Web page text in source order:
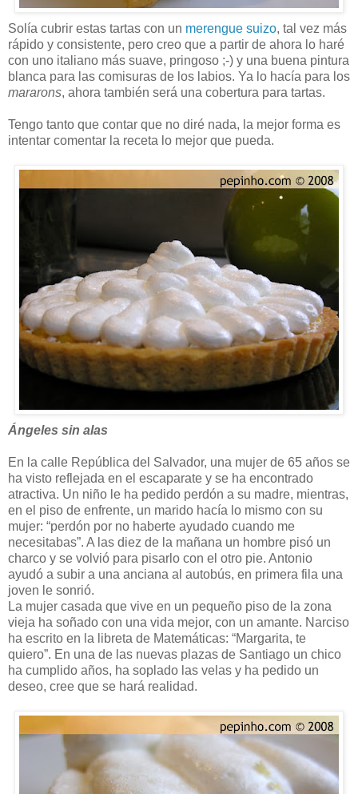
Solía cubrir estas tartas con un merengue suizo, tal vez más
rápido y consistente, pero creo que a partir de ahora lo haré
con uno italiano más suave, pringoso ;-) y una buena pintura
blanca para las comisuras de los labios. Ya lo hacía para los
mararons, ahora también será una cobertura para tartas.
Tengo tanto que contar que no diré nada, la mejor forma es
intentar comentar la receta lo mejor que pueda.
Ángeles sin alas
En la calle República del Salvador, una mujer de 65 años se
ha visto reflejada en el escaparate y se ha encontrado
atractiva. Un niño le ha pedido perdón a su madre, mientras,
en el piso de enfrente, un marido hacía lo mismo con su
mujer: “perdón por no haberte ayudado cuando me
necesitabas”. A las diez de la mañana un hombre pisó un
charco y se volvió para pisarlo con el otro pie. Antonio
ayudó a subir a una anciana al autobús, en primera fila una
joven le sonrió.
La mujer casada que vive en un pequeño piso de la zona
vieja ha soñado con una vida mejor, con un amante. Narciso
ha escrito en la libreta de Matemáticas: “Margarita, te
quiero”. En una de las nuevas plazas de Santiago un chico
ha cumplido años, ha soplado las velas y ha pedido un
deseo, cree que se hará realidad.